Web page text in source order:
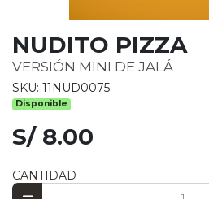
NUDITO PIZZA
VERSIÓN MINI DE JALÁ
SKU: 11NUD0075
Disponible
S/ 8.00
CANTIDAD